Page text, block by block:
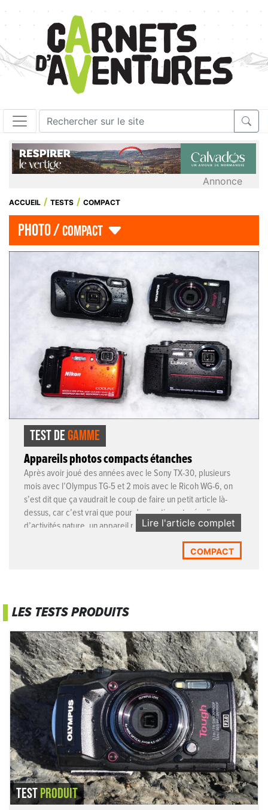
Annonce
ACCUEIL TESTS COMPACT
photo /compact
TEST DEGAMME
Appareils photos compacts étanches
Après avoir joué des années avec le Sony TX-30, plusieurs
mois avec l’Olympus TG-5 et 2 mois avec le Ricoh WG-6, on
s’est dit que ça vaudrait le coup de faire un petit article là-
dessus, car c’est vrai que pour des pratiquants réguliers
d’activités nature, un appareil photo compact résistant et
Pour l’instant Sony n’a pas sorti le successeur du TX-30, et ce
vient de sortir au moment où nous écrivons ces lignes mais
nous ne l’avons pas encore eu entre les mains), le Nikon
Coolpix W300 et le Panasonic Lumix DC-FT7
Lire l'article complet
COMPACT
LES TESTS PRODUITS
Tough TG-5
Appareil photo compact étanche et renforcé pour un
usage outdoor. Le Tough TG-5 est un APN compact
plutôt haut de gamme et très configurable ce qui
permet une utilisation avancée pour les photographe
exigeants.
Tests effectués sur plusieurs mois : rando, parapente,
kayak de mer, VTT...
LIRE LE TEST
TESTPRODUIT